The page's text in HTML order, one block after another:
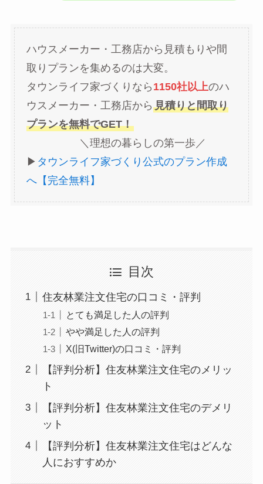
ハウスメーカー・工務店から見積もりや間
取りプランを集めるのは大変。
タウンライフ家づくりなら 1150社以上のハ
ウスメーカー・工務店から 見積りと間取り
プランを無料でGET！
＼理想の暮らしの第一歩／
▶︎ タウンライフ家づくり公式のプラン作成
へ【完全無料】
目次
住友林業注文住宅の口コミ・評判
とても満足した人の評判
やや満足した人の評判
X(旧Twitter)の口コミ・評判
【評判分析】住友林業注文住宅のメリッ
ト
【評判分析】住友林業注文住宅のデメリ
ット
【評判分析】住友林業注文住宅はどんな
人におすすめか